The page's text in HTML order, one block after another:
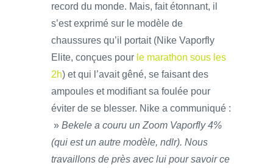
record du monde. Mais, fait étonnant, il
s’est exprimé sur le modèle de
chaussures qu’il portait (Nike Vaporfly
Elite, conçues pour le marathon sous les
2h) et qui l’avait gêné, se faisant des
ampoules et modifiant sa foulée pour
éviter de se blesser. Nike a communiqué :
» Bekele a couru un Zoom Vaporfly 4%
(qui est un autre modèle, ndlr). Nous
travaillons de près avec lui pour savoir ce